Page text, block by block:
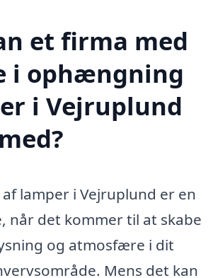
et firma med
i ophængning
i Vejruplund
lamper i Vejruplund er en
når det kommer til at skabe
og atmosfære i dit
Mens det kan